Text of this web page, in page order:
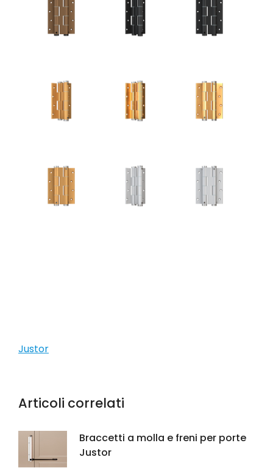
Justor
Articoli correlati
Braccetti a molla e freni per porte
Justor